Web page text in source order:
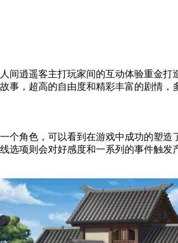
间逍遥客主打玩家间的互动体验重金
，超高的自由度和精彩丰富的剧情，
个角色，可以看到在游戏中成功的塑
选项则会对好感度和一系列的事件触